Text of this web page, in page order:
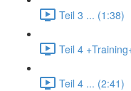
Teil 3 ... (1:38)
Teil 4
Teil 4 ... (2:41)